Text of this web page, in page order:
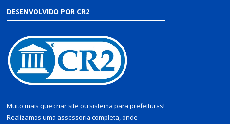
DESENVOLVIDO POR CR2
Muito mais que criar site ou sistema para prefeituras!
Realizamos uma assessoria completa, onde